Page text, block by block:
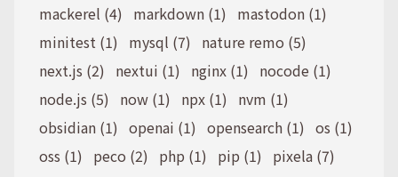
mackerel (4)
markdown (1)
mastodon (1)
minitest (1)
mysql (7)
nature remo (5)
next.js (2)
nextui (1) nginx (1)
nocode (1)
node.js (5)
now (1) npx (1)
nvm (1)
obsidian (1) openai (1) opensearch (1) os (1)
oss (1)
peco (2) php (1) pip (1)
pixela (7)